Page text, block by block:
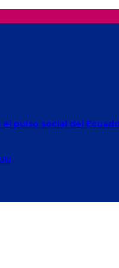
pulso social del